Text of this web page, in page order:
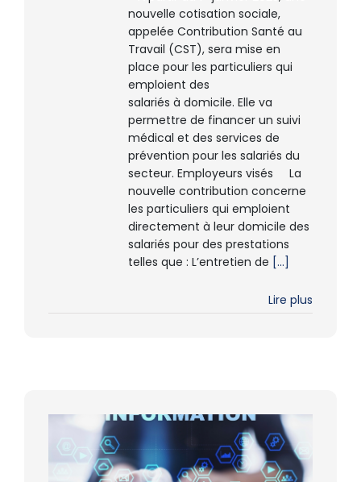
nouvelle cotisation sociale,
appelée Contribution Santé au
Travail (CST), sera mise en
place pour les particuliers qui
emploient des
salariés à domicile. Elle va
permettre de financer un suivi
médical et des services de
prévention pour les salariés du
secteur. Employeurs visés La
nouvelle contribution concerne
les particuliers qui emploient
directement à leur domicile des
salariés pour des prestations
telles que : L’entretien de [...]
Lire plus